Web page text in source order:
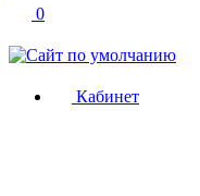
0
Кабинет